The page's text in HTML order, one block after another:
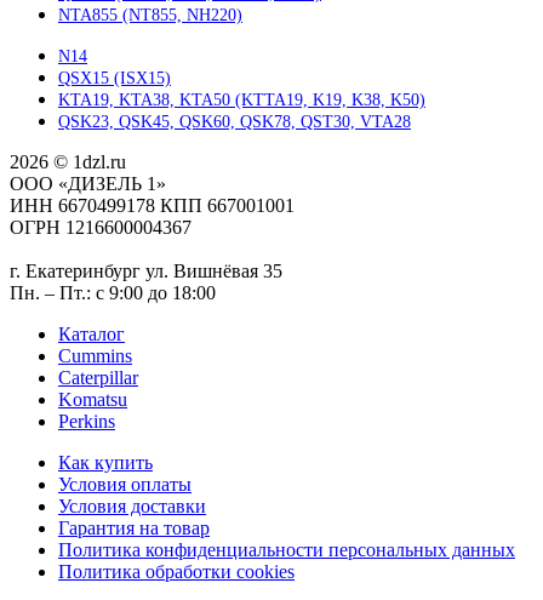
NTA855 (NT855, NH220)
N14
QSX15 (ISX15)
KTA19, KTA38, KTA50 (KTTA19, K19, K38, K50)
QSK23, QSK45, QSK60, QSK78, QST30, VTA28
2026 © 1dzl.ru
ООО «ДИЗЕЛЬ 1»
ИНН 6670499178 КПП 667001001
ОГРН 1216600004367
г. Екатеринбург ул. Вишнёвая 35
Пн. – Пт.: с 9:00 до 18:00
Каталог
Cummins
Caterpillar
Komatsu
Perkins
Как купить
Условия оплаты
Условия доставки
Гарантия на товар
Политика конфиденциальности персональных данных
Политика обработки cookies